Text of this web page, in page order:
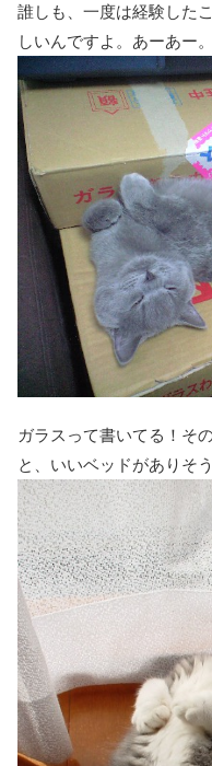
誰しも、一度は経験した
しいんですよ。あーあー
ガラスって書いてる！そ
と、いいベッドがありそ